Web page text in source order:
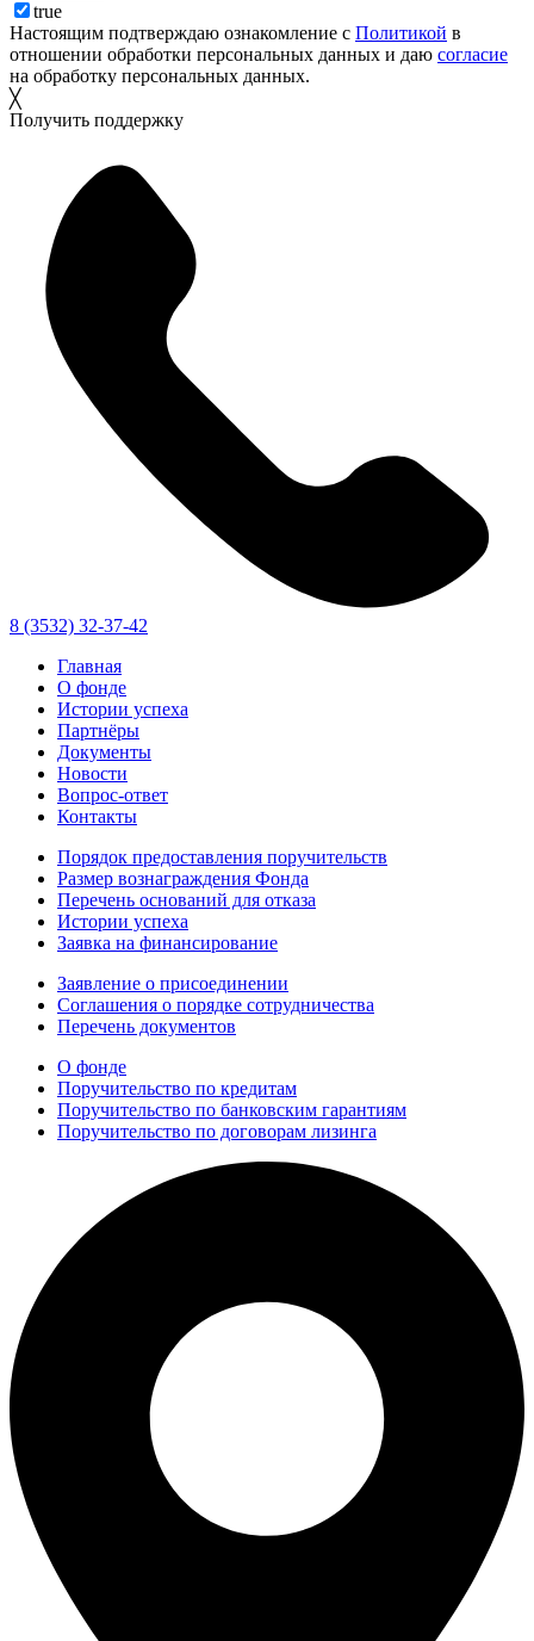
true
Настоящим подтверждаю ознакомление с Политикой в
отношении обработки персональных данных и даю согласие
на обработку персональных данных.
╳
Получить поддержку
8 (3532) 32-37-42
Главная
О фонде
Истории успеха
Партнёры
Документы
Новости
Вопрос-ответ
Контакты
Порядок предоставления поручительств
Размер вознаграждения Фонда
Перечень оснований для отказа
Истории успеха
Заявка на финансирование
Заявление о присоединении
Соглашения о порядке сотрудничества
Перечень документов
О фонде
Поручительство по кредитам
Поручительство по банковским гарантиям
Поручительство по договорам лизинга